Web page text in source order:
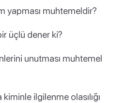
yapması muhtemeldir?
üçlü dener ki?
unutması muhtemel
ilgilenme olasılığı